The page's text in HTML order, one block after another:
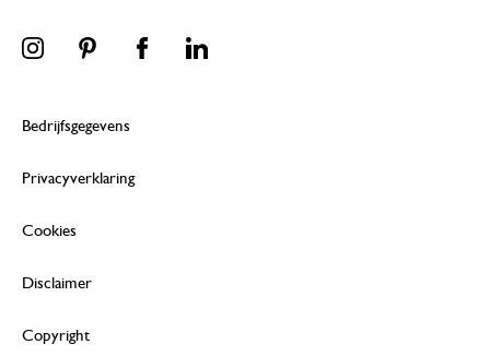
Bedrijfsgegevens
Privacyverklaring
Cookies
Disclaimer
Copyright